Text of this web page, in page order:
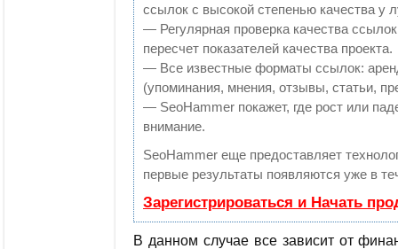
ссылок с высокой степенью качества у
— Регулярная проверка качества
пересчет показателей качества проекта.
— Все известные форматы ссылок:
(упоминания, мнения, отзывы, статьи,
— SeoHammer покажет, где рост или
внимание.
SeoHammer еще предоставляет
первые результаты появляются уже в
Зарегистрироваться и Начать
В данном случае все зависит от